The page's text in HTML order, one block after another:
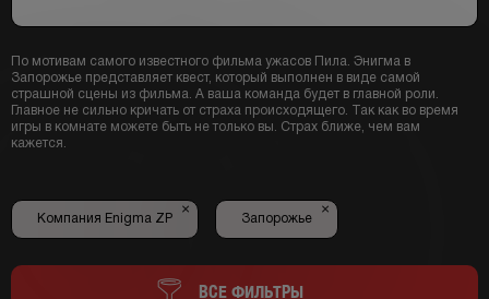
По мотивам самого известного фильма ужасов Пила. Энигма в
Запорожье представляет квест, который выполнен в виде самой
страшной сцены из фильма. А ваша команда будет в главной роли.
Главное не сильно кричать от страха происходящего. Так как во время
игры в комнате можете быть не только вы. Страх ближе, чем вам
кажется.
Компания Enigma ZP
×
Запорожье
×
ВСЕ ФИЛЬТРЫ